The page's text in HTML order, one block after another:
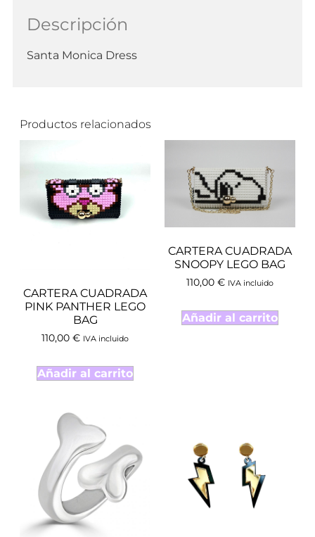
Descripción
Santa Monica Dress
Productos relacionados
CARTERA CUADRADA
PINK PANTHER LEGO
BAG
110,00 € IVA incluido
Añadir al carrito
CARTERA CUADRADA
SNOOPY LEGO BAG
110,00 € IVA incluido
Añadir al carrito